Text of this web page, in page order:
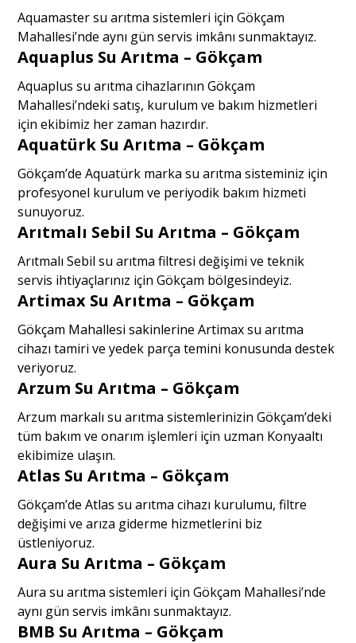
Aquamaster su arıtma sistemleri için Gökçam
Mahallesi’nde aynı gün servis imkânı sunmaktayız.
Aquaplus Su Arıtma – Gökçam
Aquaplus su arıtma cihazlarının Gökçam
Mahallesi’ndeki satış, kurulum ve bakım hizmetleri
için ekibimiz her zaman hazırdır.
Aquatürk Su Arıtma – Gökçam
Gökçam’de Aquatürk marka su arıtma sisteminiz için
profesyonel kurulum ve periyodik bakım hizmeti
sunuyoruz.
Arıtmalı Sebil Su Arıtma – Gökçam
Arıtmalı Sebil su arıtma filtresi değişimi ve teknik
servis ihtiyaçlarınız için Gökçam bölgesindeyiz.
Artimax Su Arıtma – Gökçam
Gökçam Mahallesi sakinlerine Artimax su arıtma
cihazı tamiri ve yedek parça temini konusunda destek
veriyoruz.
Arzum Su Arıtma – Gökçam
Arzum markalı su arıtma sistemlerinizin Gökçam’deki
tüm bakım ve onarım işlemleri için uzman Konyaaltı
ekibimize ulaşın.
Atlas Su Arıtma – Gökçam
Gökçam’de Atlas su arıtma cihazı kurulumu, filtre
değişimi ve arıza giderme hizmetlerini biz
üstleniyoruz.
Aura Su Arıtma – Gökçam
Aura su arıtma sistemleri için Gökçam Mahallesi’nde
aynı gün servis imkânı sunmaktayız.
BMB Su Arıtma – Gökçam